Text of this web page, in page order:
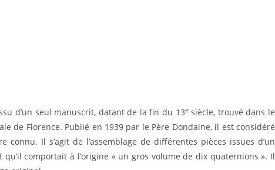
d’un seul manuscrit, datant de la fin du 13esiècle, trouvé dans le
de Florence. Publié en 1939 par le Père Dondaine, il est considéré
Il s’agit de l’assemblage de différentes pièces issues d’un
comportait à l’origine « un gros volume de dix quaternions ». Il